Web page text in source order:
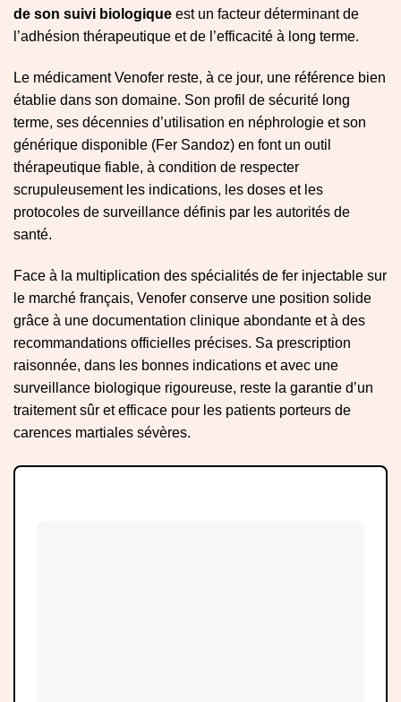
de son suivi biologique est un facteur déterminant de
l’adhésion thérapeutique et de l’efficacité à long terme.
Le médicament Venofer reste, à ce jour, une référence bien
établie dans son domaine. Son profil de sécurité long
terme, ses décennies d’utilisation en néphrologie et son
générique disponible (Fer Sandoz) en font un outil
thérapeutique fiable, à condition de respecter
scrupuleusement les indications, les doses et les
protocoles de surveillance définis par les autorités de
santé.
Face à la multiplication des spécialités de fer injectable sur
le marché français, Venofer conserve une position solide
grâce à une documentation clinique abondante et à des
recommandations officielles précises. Sa prescription
raisonnée, dans les bonnes indications et avec une
surveillance biologique rigoureuse, reste la garantie d’un
traitement sûr et efficace pour les patients porteurs de
carences martiales sévères.